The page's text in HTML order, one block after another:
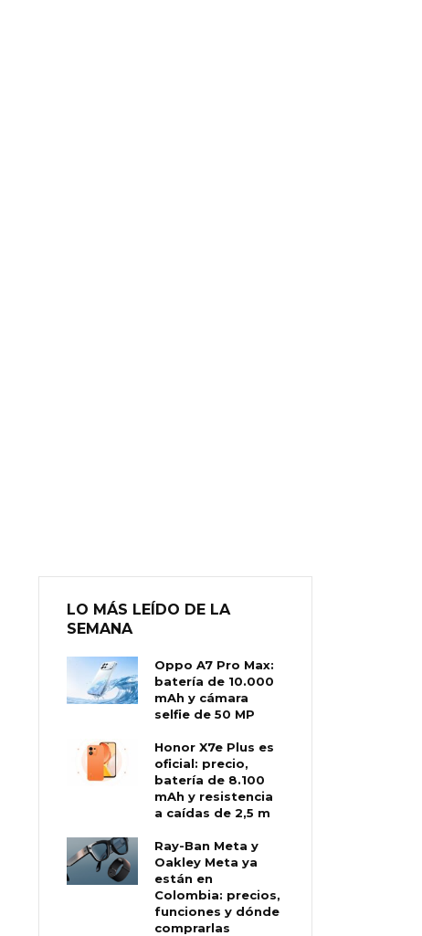
LO MÁS LEÍDO DE LA
SEMANA
Oppo A7 Pro Max:
batería de 10.000
mAh y cámara
selfie de 50 MP
Honor X7e Plus es
oficial: precio,
batería de 8.100
mAh y resistencia
a caídas de 2,5 m
Ray-Ban Meta y
Oakley Meta ya
están en
Colombia: precios,
funciones y dónde
comprarlas